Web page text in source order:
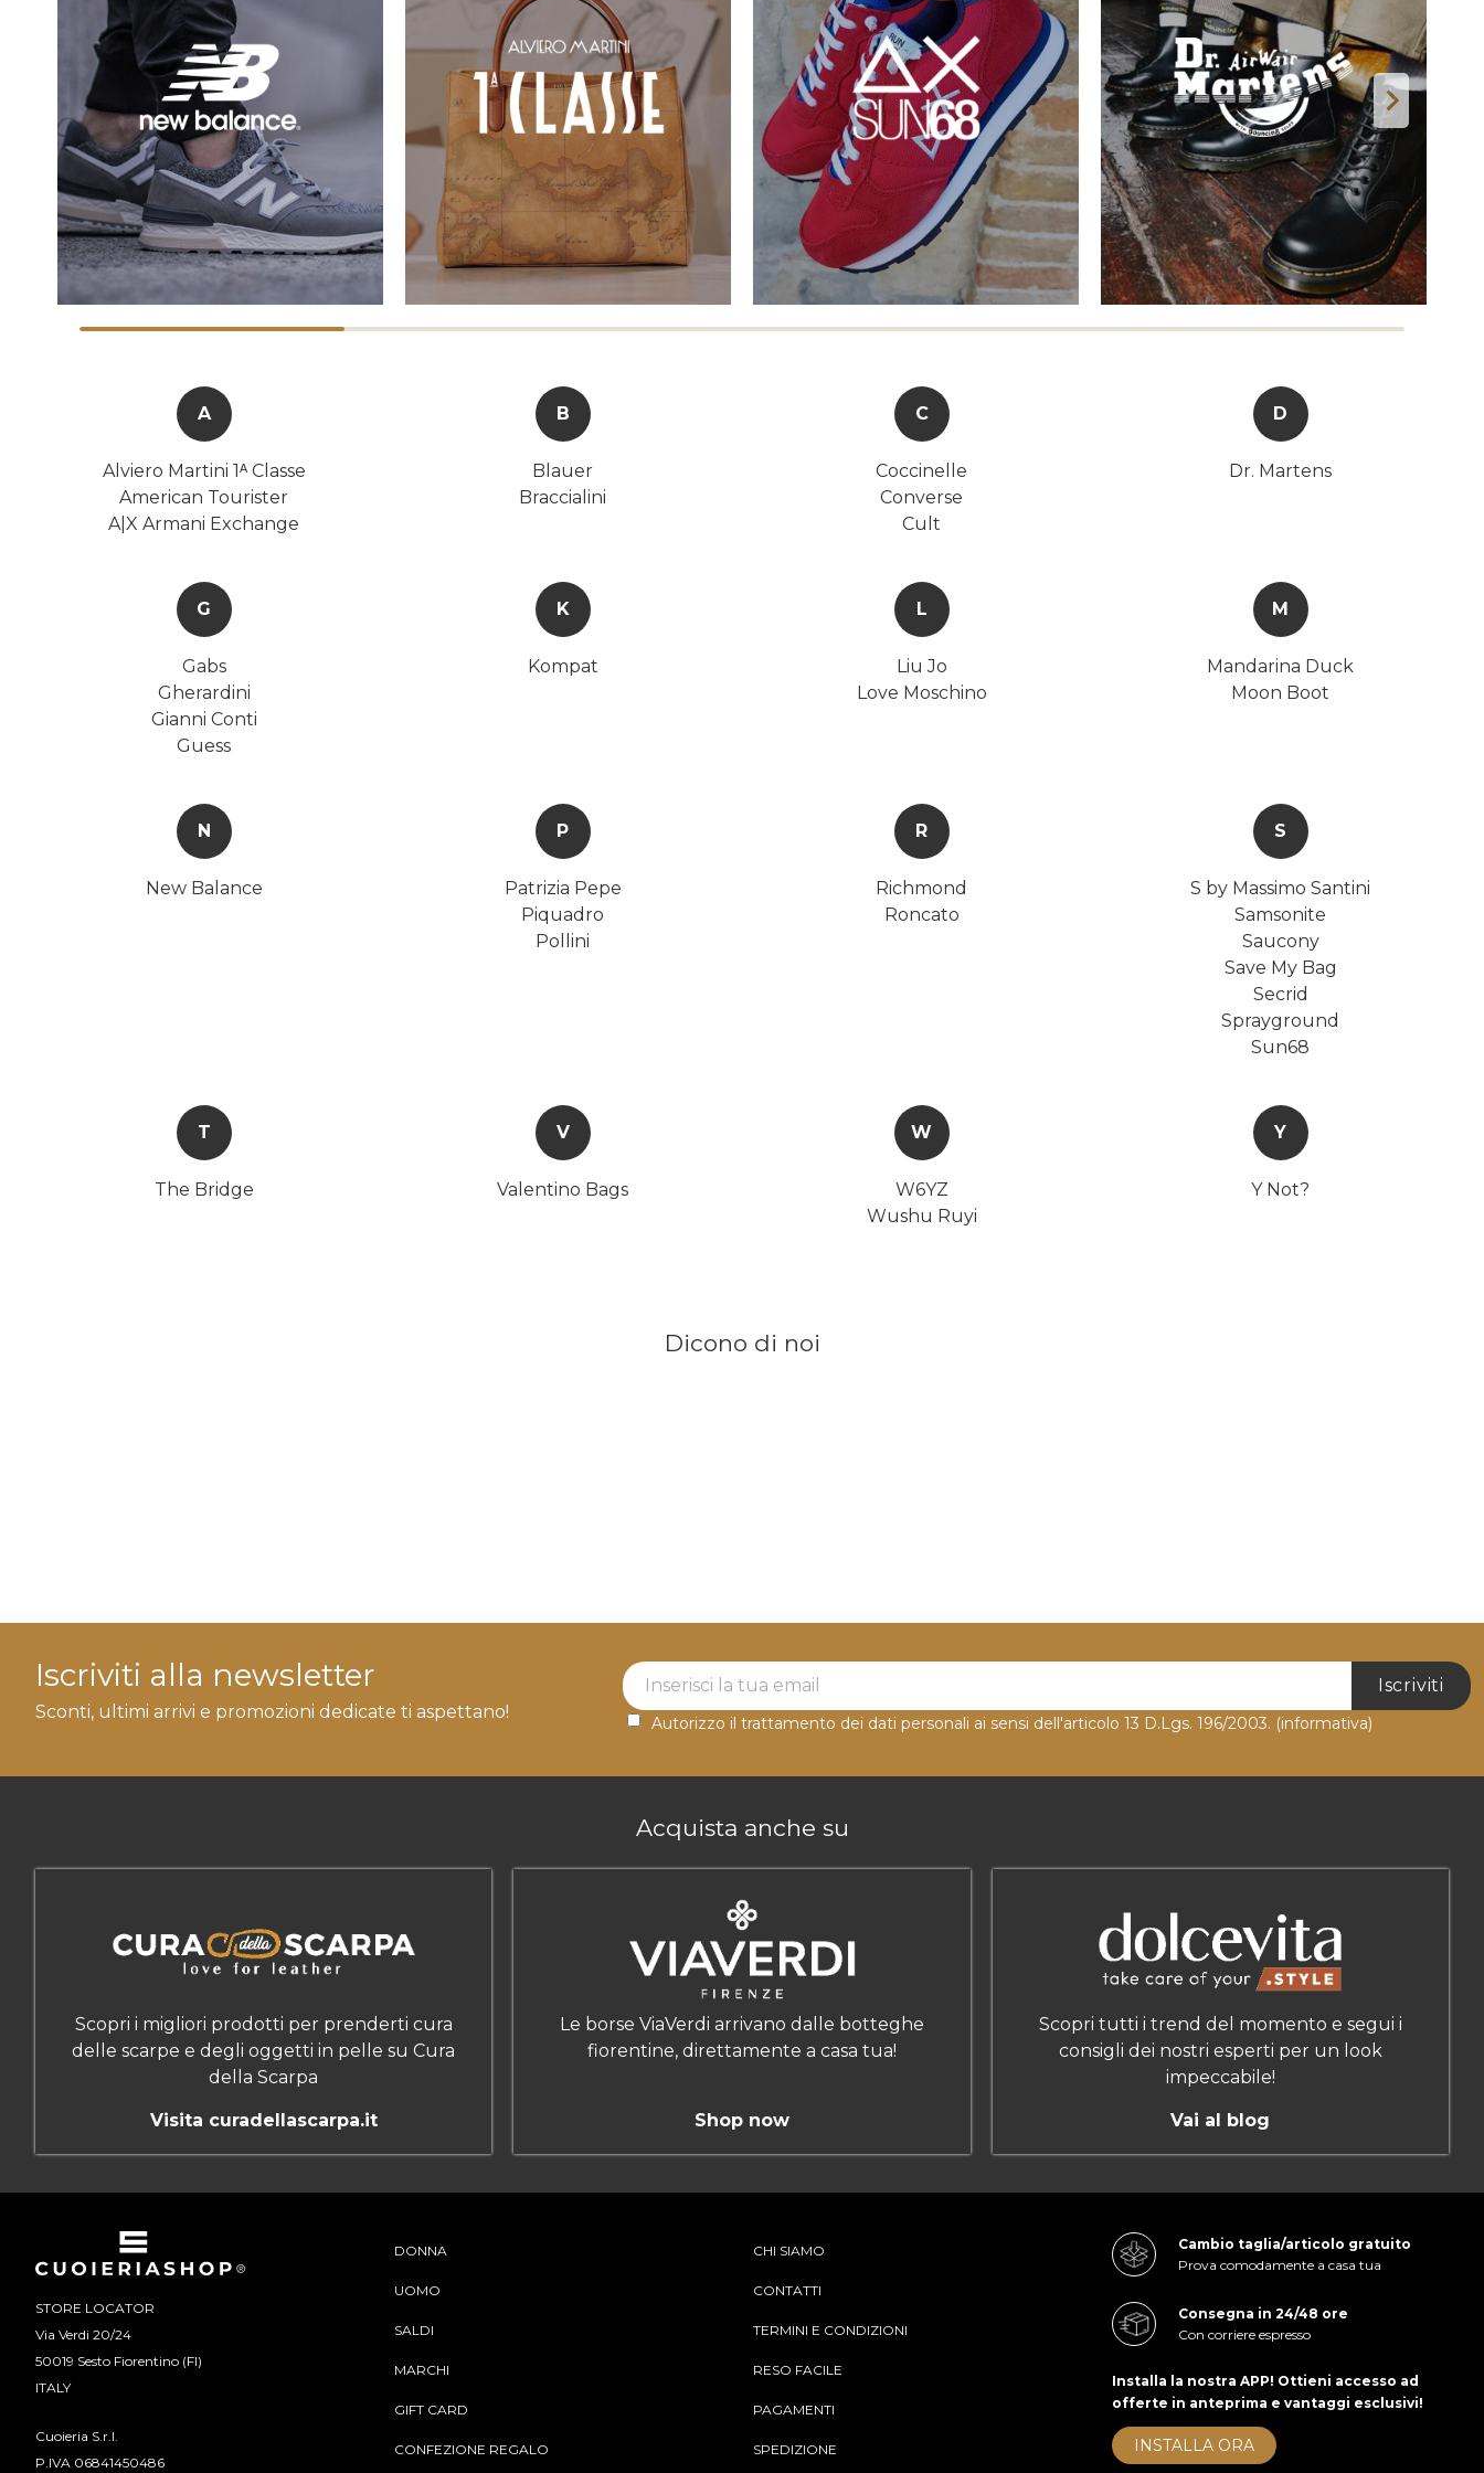
A
Alviero Martini 1ᴬ Classe
American Tourister
A|X Armani Exchange
B
Blauer
Braccialini
C
Coccinelle
Converse
Cult
D
Dr. Martens
G
Gabs
Gherardini
Gianni Conti
Guess
K
Kompat
L
Liu Jo
Love Moschino
M
Mandarina Duck
Moon Boot
N
New Balance
P
Patrizia Pepe
Piquadro
Pollini
R
Richmond
Roncato
S
S by Massimo Santini
Samsonite
Saucony
Save My Bag
Secrid
Sprayground
Sun68
T
The Bridge
V
Valentino Bags
W
W6YZ
Wushu Ruyi
Y
Y Not?
Dicono di noi
Iscriviti alla newsletter
Sconti, ultimi arrivi e promozioni dedicate ti aspettano!
Newsletter Label
Iscriviti
Autorizzo il trattamento dei dati personali ai sensi dell'articolo 13 D.Lgs. 196/2003. (informativa)
Acquista anche su
Scopri i migliori prodotti per prenderti cura
delle scarpe e degli oggetti in pelle su Cura
della Scarpa
Visita curadellascarpa.it
Le borse ViaVerdi arrivano dalle botteghe
fiorentine, direttamente a casa tua!
Shop now
Scopri tutti i trend del momento e segui i
consigli dei nostri esperti per un look
impeccabile!
Vai al blog
STORE LOCATOR
Via Verdi 20/24
50019 Sesto Fiorentino (FI)
ITALY
Cuoieria S.r.l.
P.IVA 06841450486
DONNA
UOMO
SALDI
MARCHI
GIFT CARD
CONFEZIONE REGALO
CHI SIAMO
CONTATTI
TERMINI E CONDIZIONI
RESO FACILE
PAGAMENTI
SPEDIZIONE
Cambio taglia/articolo gratuito
Prova comodamente a casa tua
Consegna in 24/48 ore
Con corriere espresso
Installa la nostra APP! Ottieni accesso ad
offerte in anteprima e vantaggi esclusivi!
INSTALLA ORA